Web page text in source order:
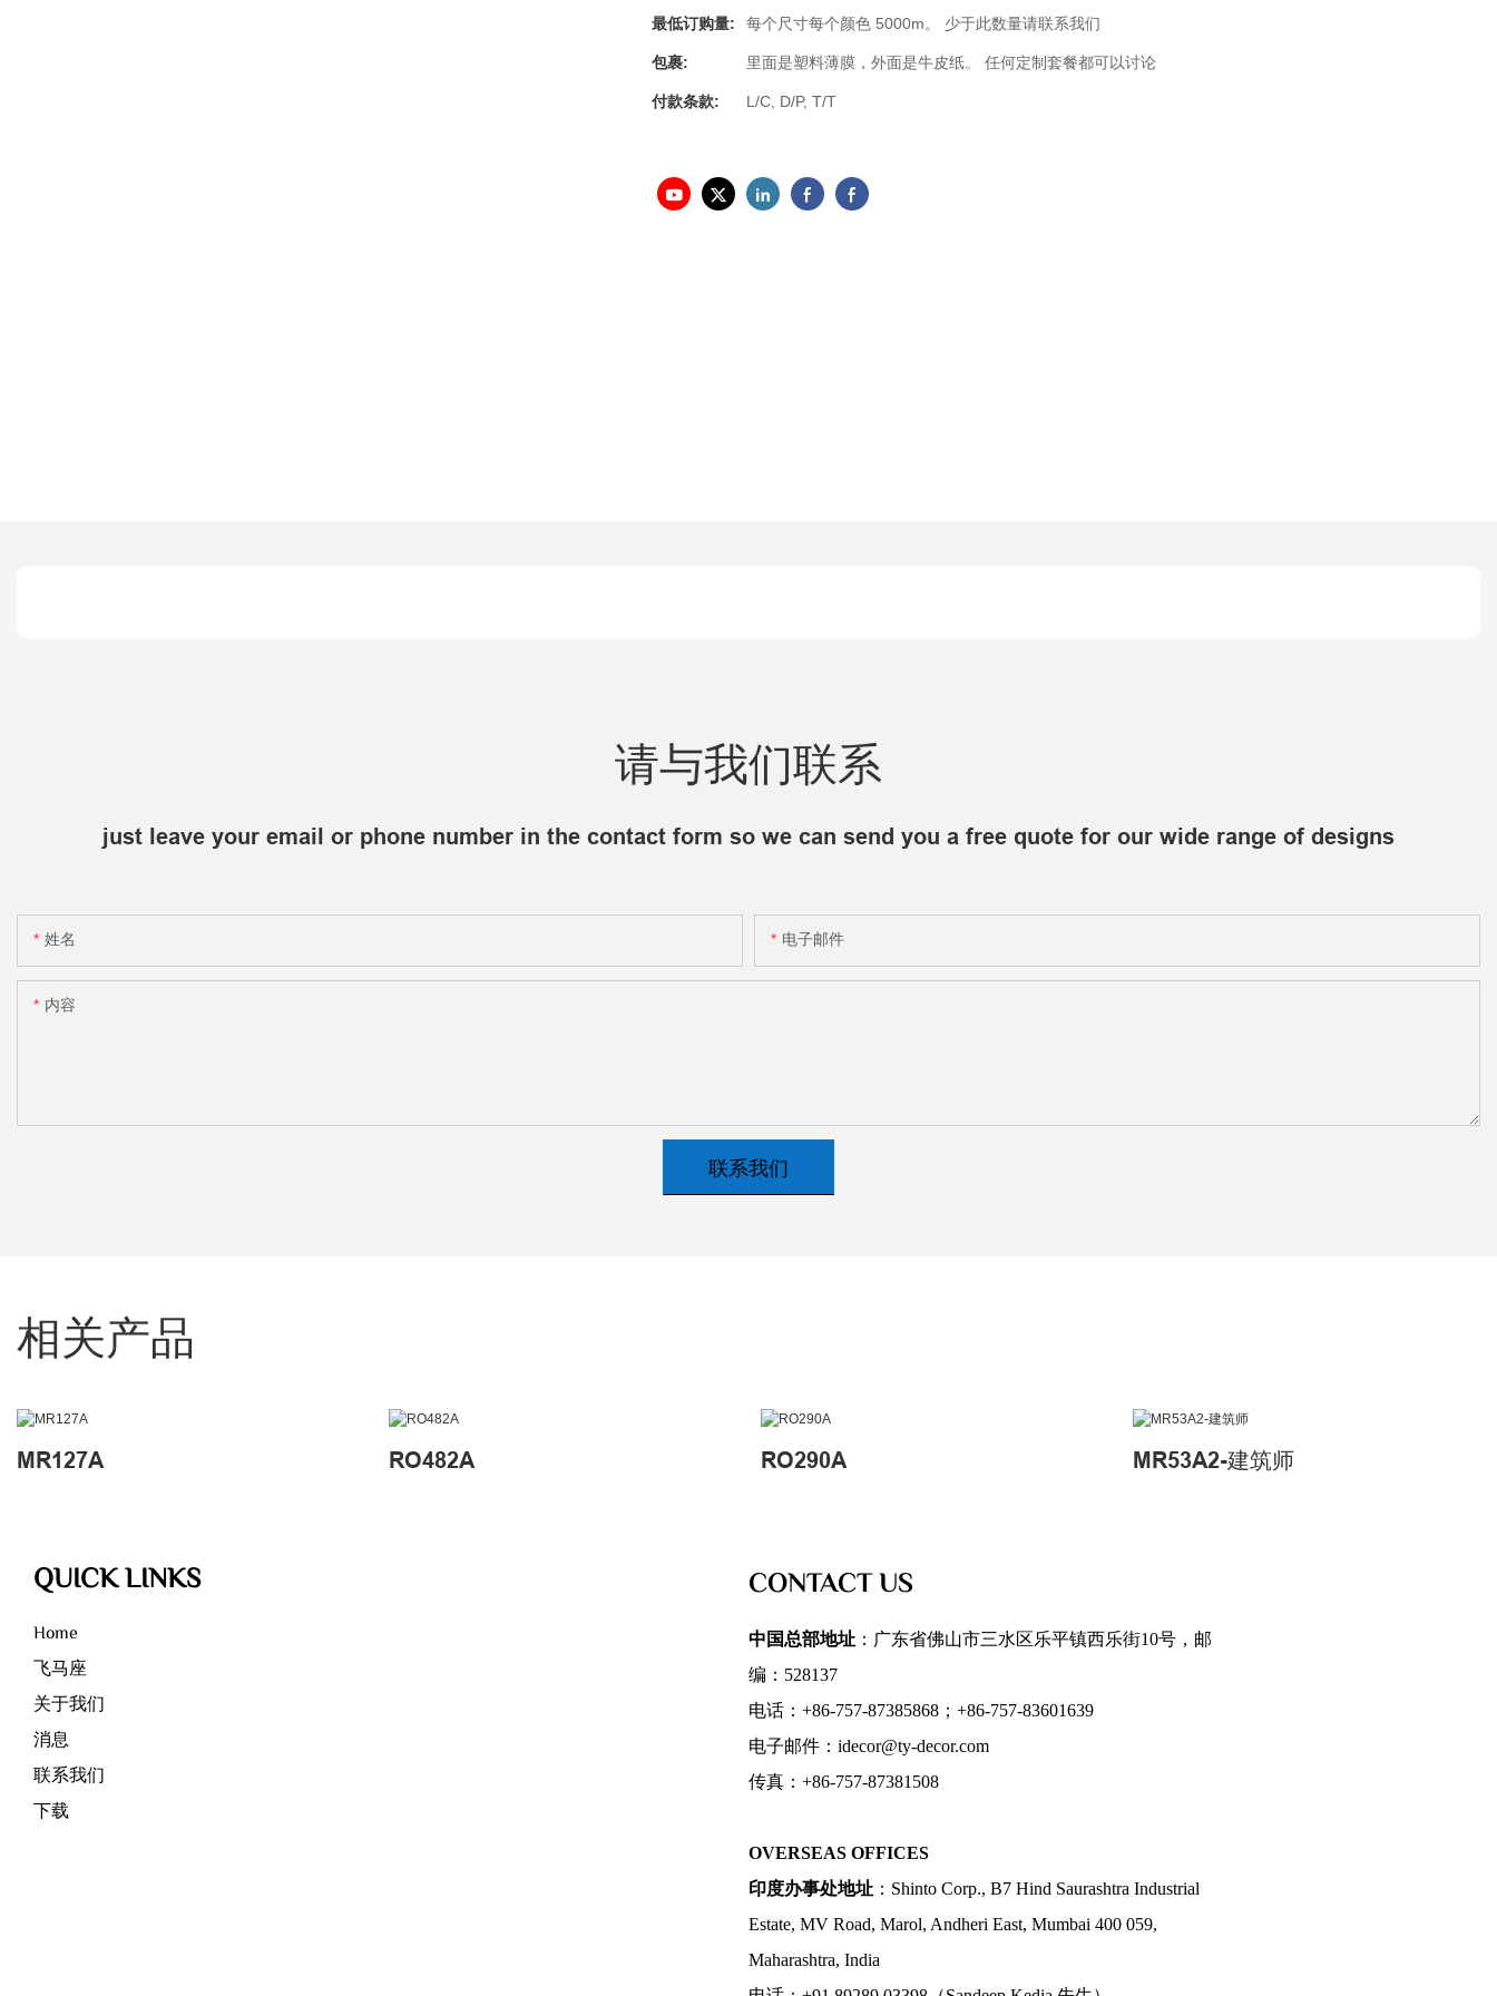
最低订购量: 每个尺寸每个颜色 5000m。 少于此数量请联系我们
包裹: 里面是塑料薄膜，外面是牛皮纸。 任何定制套餐都可以讨论
付款条款: L/C, D/P, T/T
请与我们联系
just leave your email or phone number in the contact form so we can send you a free quote for our wide range of designs
姓名 电子邮件
内容
联系我们
相关产品
MR127A RO482A RO290A MR53A2-建筑师
QUICK LINKS
Home
飞马座
关于我们
消息
联系我们
下载
CONTACT US
中国总部地址 ：广东省佛山市三水区乐平镇西乐街10号，邮
编：528137
电话：+86-757-87385868；+86-757-83601639
电子邮件：idecor@ty-decor.com
传真：+86-757-87381508
OVERSEAS OFFICES
印度办事处地址 ：Shinto Corp., B7 Hind Saurashtra Industrial
Estate, MV Road, Marol, Andheri East, Mumbai 400 059,
Maharashtra, India